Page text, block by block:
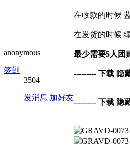
anonymous
签到
3504
发消息 加好友
在收款的时候
在发货的时候
最少需要5人团
--------- 下载 隐
--------- 下载 隐